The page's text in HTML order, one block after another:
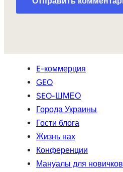
E-коммерция
GEO
SEO-ШМЕО
Города Украины
Гости блога
Жизнь нах
Конференции
Мануалы для новичков